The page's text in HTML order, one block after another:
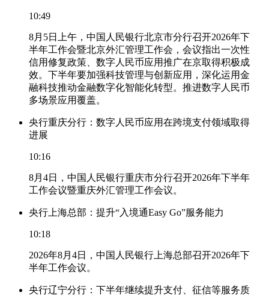
10:49
8月5日上午，中国人民银行北京市分行召开2026年下
半年工作会暨北京外汇管理工作会，会议指出一次性
信用修复政策、数字人民币应用推广在京取得积极成
效。下半年要加强科技管理与创新应用，深化运用金
融科技推动金融数字化智能化转型。推进数字人民币
多场景应用覆盖。
央行重庆分行：数字人民币应用在跨境支付领域取得
进展
10:16
8月4日，中国人民银行重庆市分行召开2026年下半年
工作会议暨重庆外汇管理工作会议。
央行上海总部：提升“入境通Easy Go”服务能力
10:18
2026年8月4日，中国人民银行上海总部召开2026年下
半年工作会议。
央行辽宁分行：下半年继续提升支付、征信等服务质